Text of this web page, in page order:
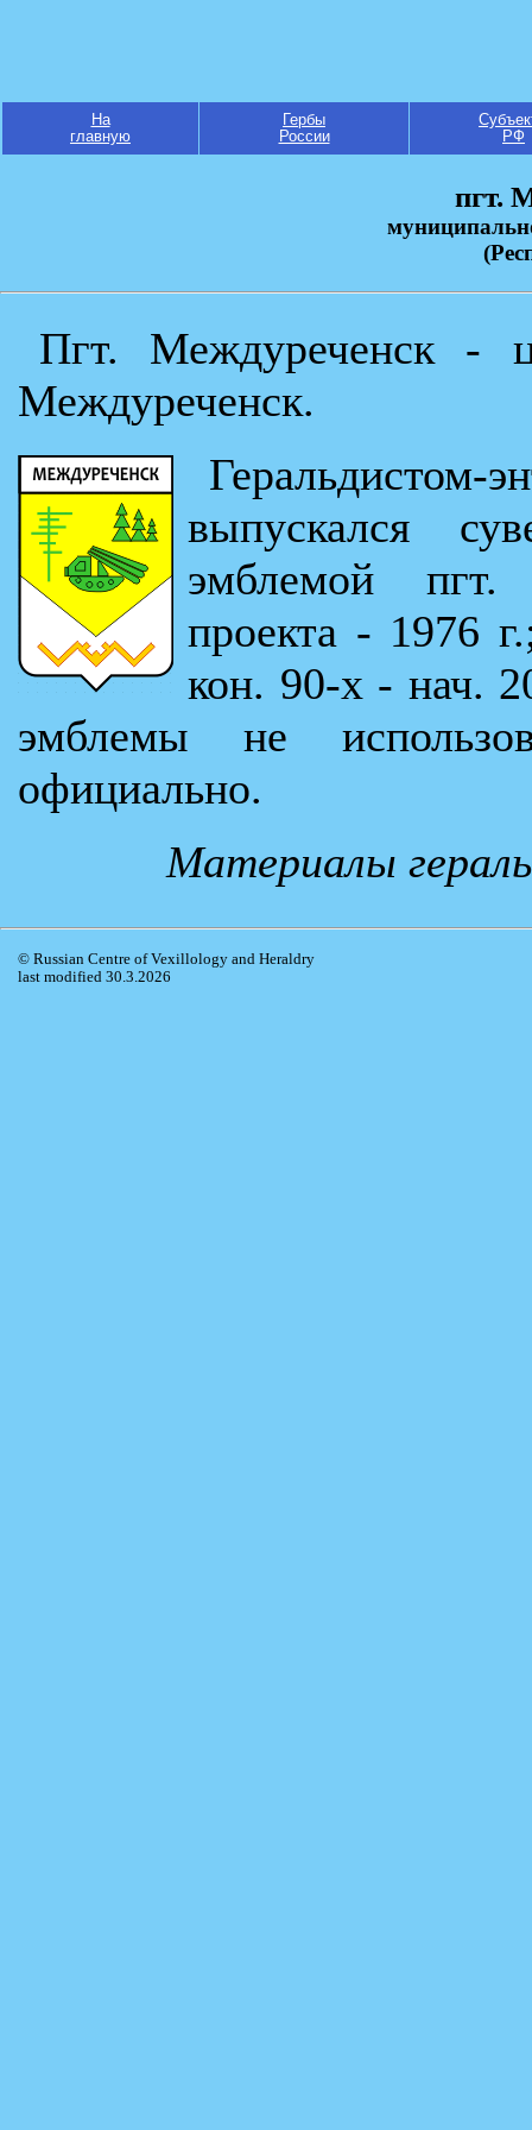
На
главную
Гербы
России
РФ
пгт.
Пгт. Междуреченск -
Междуреченск.
выпускался
эмблемой
проекта - 1976
кон. 90-х - нач.
эмблемы не
официально.
Материалы
© Russian Centre of Vexillology and Heraldry
last modified 30.3.2026